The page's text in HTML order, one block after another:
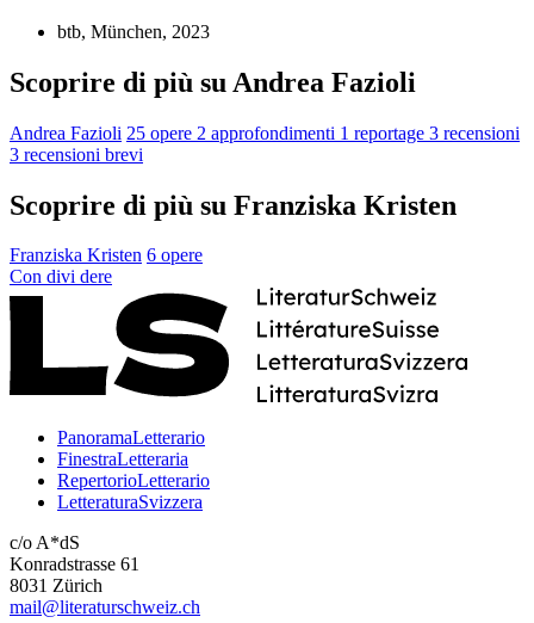
btb, München, 2023
Scoprire di più su Andrea Fazioli
Andrea Fazioli 25 opere 2 approfondimenti 1 reportage 3 recensioni
3 recensioni brevi
Scoprire di più su Franziska Kristen
Franziska Kristen 6 opere
Con divi dere
PanoramaLetterario
FinestraLetteraria
RepertorioLetterario
LetteraturaSvizzera
c/o A*dS
Konradstrasse 61
8031 Zürich
mail@literaturschweiz.ch